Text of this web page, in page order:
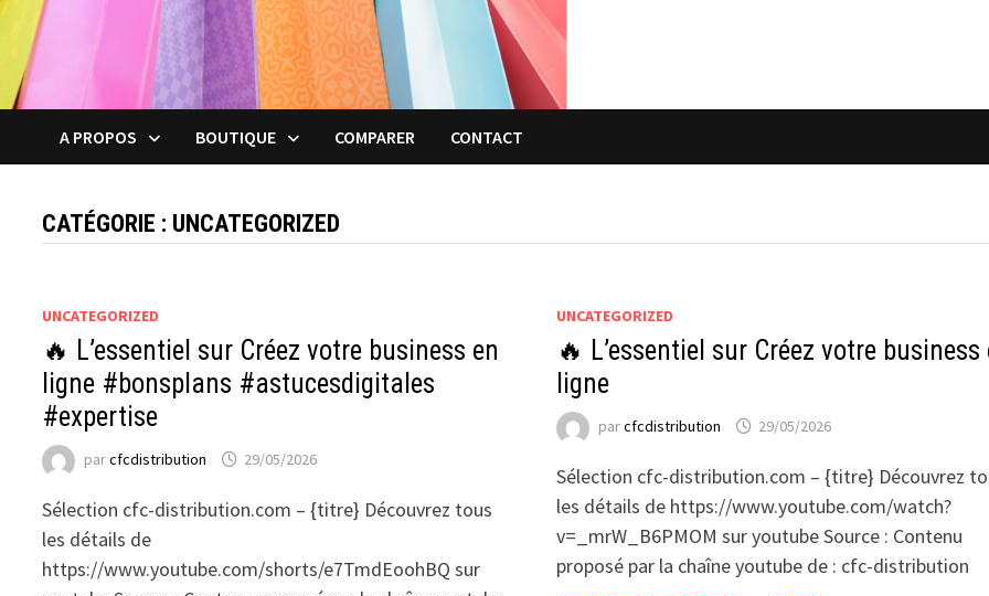
A PROPOS BOUTIQUE COMPARER CONTACT
CATÉGORIE : UNCATEGORIZED
UNCATEGORIZED
🔥 L’essentiel sur Créez votre business en
ligne #bonsplans #astucesdigitales
#expertise
parcfcdistribution 29/05/2026
Sélection cfc-distribution.com – {titre} Découvrez tous
les détails de
https://www.youtube.com/shorts/e7TmdEoohBQ sur
UNCATEGORIZED
🔥 L’essentiel sur Créez votre business
ligne
parcfcdistribution 29/05/2026
Sélection cfc-distribution.com – {titre} Découvrez
les détails de https://www.youtube.com/watch?
v=_mrW_B6PMOM sur youtube Source : Contenu
proposé par la chaîne youtube de : cfc-distribution